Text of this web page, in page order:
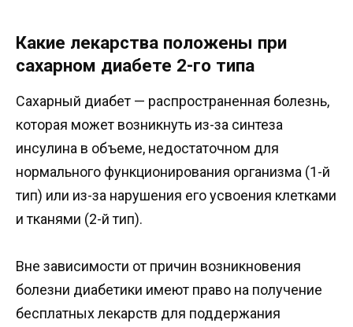
Какие лекарства положены при
сахарном диабете 2-го типа
Сахарный диабет — распространенная болезнь,
которая может возникнуть из-за синтеза
инсулина в объеме, недостаточном для
нормального функционирования организма (1-й
тип) или из-за нарушения его усвоения клетками
и тканями (2-й тип).
Вне зависимости от причин возникновения
болезни диабетики имеют право на получение
бесплатных лекарств для поддержания